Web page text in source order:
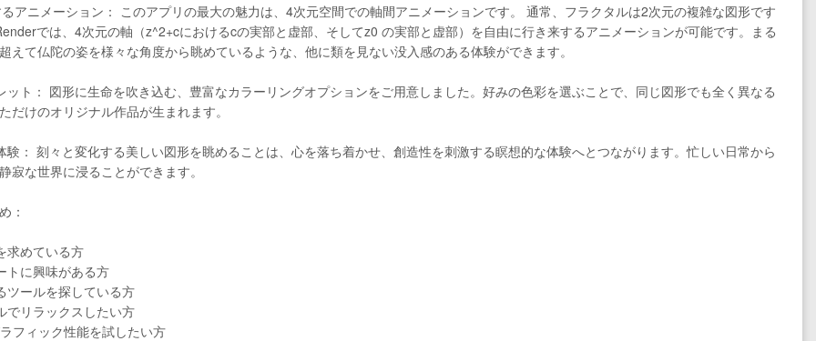
アニメーション： このアプリの最大の魅力は、4次元空間での軸間アニメーションです。 通常、フラクタルは2次元の複雑な図形です
では、4次元の軸（z^2+cにおけるcの実部と虚部、そしてz0 の実部と虚部）を自由に行き来するアニメーションが可能です。まる
えて仏陀の姿を様々な角度から眺めているような、他に類を見ない没入感のある体験ができます。
ット： 図形に生命を吹き込む、豊富なカラーリングオプションをご用意しました。好みの色彩を選ぶことで、同じ図形でも全く異なる
だけのオリジナル作品が生まれます。
験： 刻々と変化する美しい図形を眺めることは、心を落ち着かせ、創造性を刺激する瞑想的な体験へとつながります。忙しい日常から
寂な世界に浸ることができます。
：
求めている方
トに興味がある方
ツールを探している方
でリラックスしたい方
フィック性能を試したい方